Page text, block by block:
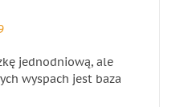
jednodniową, ale
wyspach jest baza